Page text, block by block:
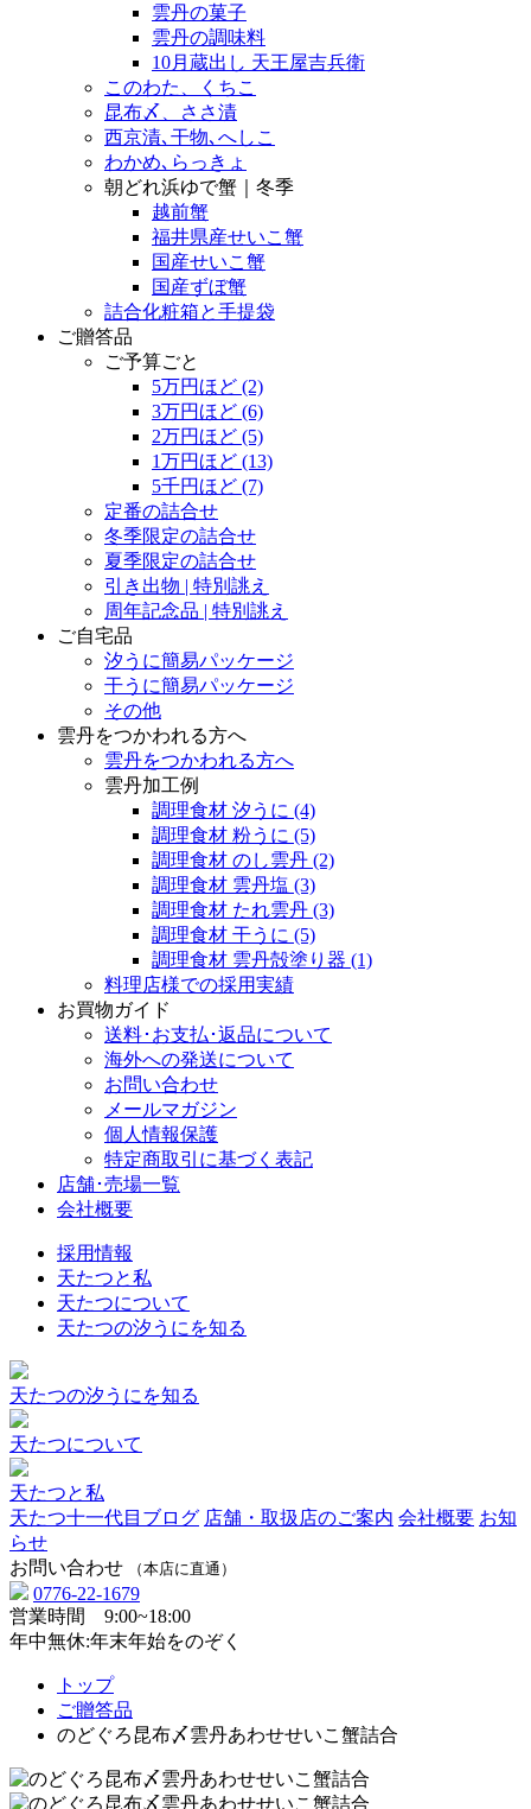
雲丹の菓子
雲丹の調味料
10月蔵出し 天王屋吉兵衛
このわた、くちこ
昆布〆、ささ漬
西京漬､干物､へしこ
わかめ､らっきょ
朝どれ浜ゆで蟹｜冬季
越前蟹
福井県産せいこ蟹
国産せいこ蟹
国産ずぼ蟹
詰合化粧箱と手提袋
ご贈答品
ご予算ごと
5万円ほど (2)
3万円ほど (6)
2万円ほど (5)
1万円ほど (13)
5千円ほど (7)
定番の詰合せ
冬季限定の詰合せ
夏季限定の詰合せ
引き出物 | 特別誂え
周年記念品 | 特別誂え
ご自宅品
汐うに簡易パッケージ
干うに簡易パッケージ
その他
雲丹をつかわれる方へ
雲丹をつかわれる方へ
雲丹加工例
調理食材 汐うに (4)
調理食材 粉うに (5)
調理食材 のし雲丹 (2)
調理食材 雲丹塩 (3)
調理食材 たれ雲丹 (3)
調理食材 干うに (5)
調理食材 雲丹殻塗り器 (1)
料理店様での採用実績
お買物ガイド
送料･お支払･返品について
海外への発送について
お問い合わせ
メールマガジン
個人情報保護
特定商取引に基づく表記
店舗･売場一覧
会社概要
採用情報
天たつと私
天たつについて
天たつの汐うにを知る
天たつの汐うにを知る
天たつについて
天たつと私
天たつ十一代目ブログ 店舗・取扱店のご案内 会社概要 お知
らせ
お問い合わせ
（本店に直通）
0776-22-1679
営業時間 9:00~18:00
年中無休:年末年始をのぞく
トップ
ご贈答品
のどぐろ昆布〆雲丹あわせせいこ蟹詰合